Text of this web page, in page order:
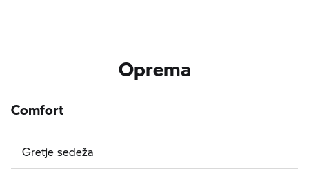
Oprema
Comfort
Gretje sedeža